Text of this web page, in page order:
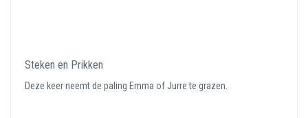
Steken en Prikken
Deze keer neemt de paling Emma of Jurre te grazen.